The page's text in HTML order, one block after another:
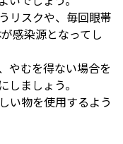
リスクや、毎回眼帯
染源となってし
やむを得ない場合を
ましょう。
い物を使用するよう